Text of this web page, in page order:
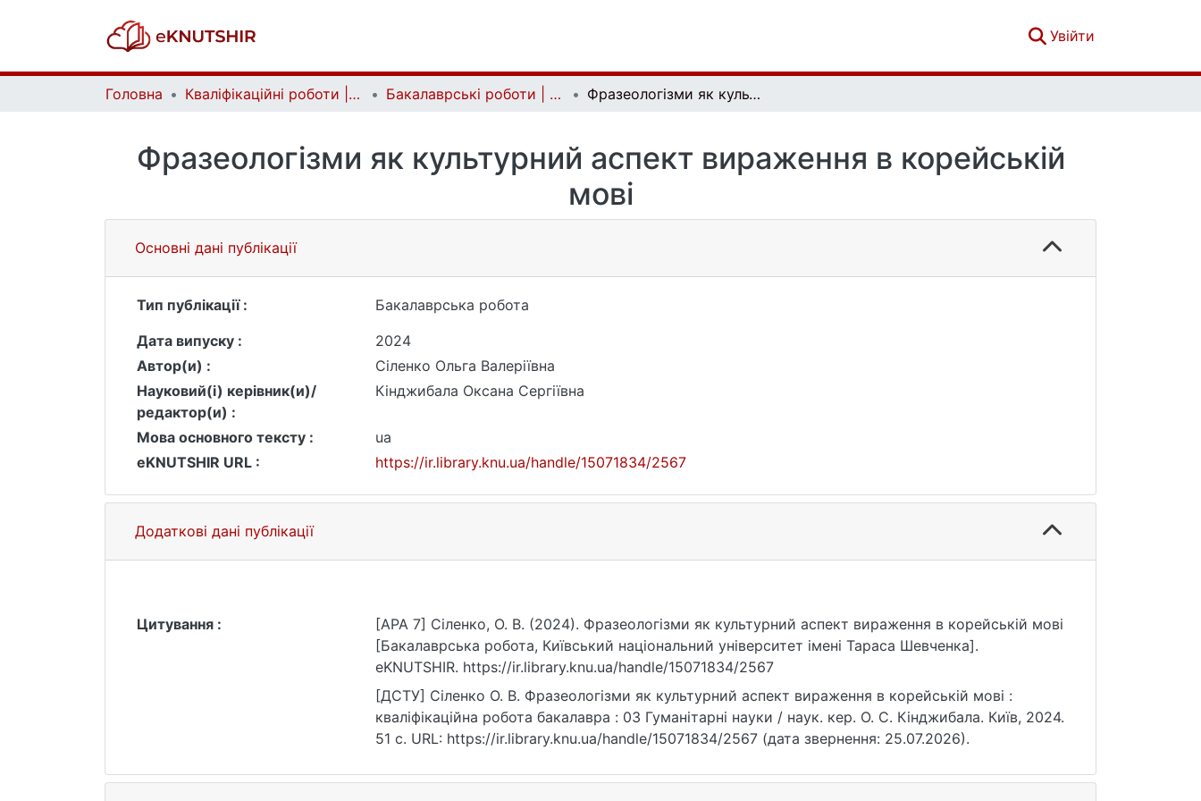
Увійти
Головна Кваліфікаційні роботи | Qualifying works Бакалаврські роботи | Bachelor theses Фразеологізми як культурний аспект вираження в корейській мові
Фразеологізми як культурний аспект вираження в корейській
мові
Основні дані публікації
Тип публікації :
Бакалаврська робота
Дата випуску :
2024
Автор(и) :
Сіленко Ольга Валеріївна
Науковий(і) керівник(и)/
редактор(и) :
Кінджибала Оксана Сергіївна
Мова основного тексту :
ua
eKNUTSHIR URL :
https://ir.library.knu.ua/handle/15071834/2567
Додаткові дані публікації
Цитування :
[APA 7] Сіленко, О. В. (2024). Фразеологізми як культурний аспект вираження в корейській мові
[Бакалаврська робота, Київський національний університет імені Тараса Шевченка].
eKNUTSHIR. https://ir.library.knu.ua/handle/15071834/2567
[ДСТУ] Сіленко О. В. Фразеологізми як культурний аспект вираження в корейській мові :
кваліфікаційна робота бакалавра : 03 Гуманітарні науки / наук. кер. О. С. Кінджибала. Київ, 2024.
51 с. URL: https://ir.library.knu.ua/handle/15071834/2567 (дата звернення: 25.07.2026).